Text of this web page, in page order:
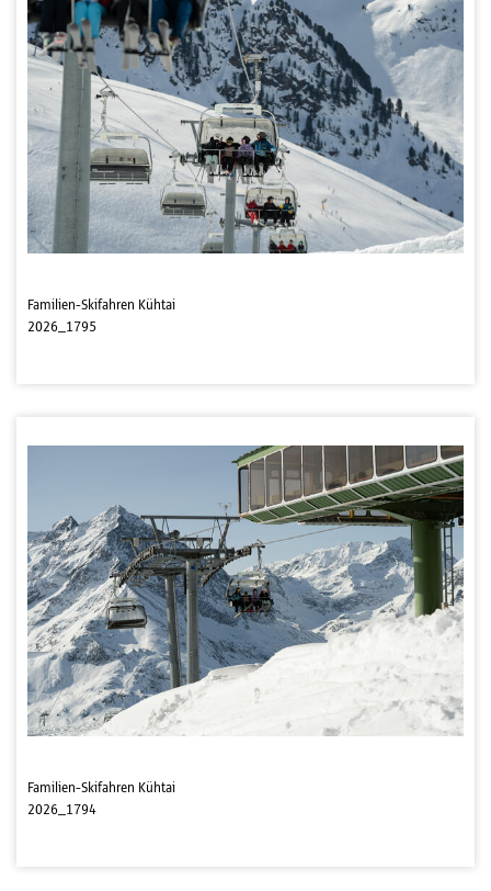
Familien-Skifahren Kühtai
2026_1795
Familien-Skifahren Kühtai
2026_1794